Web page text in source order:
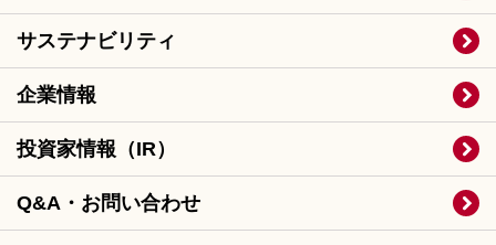
サステナビリティ
企業情報
投資家情報（IR）
Q&A・お問い合わせ